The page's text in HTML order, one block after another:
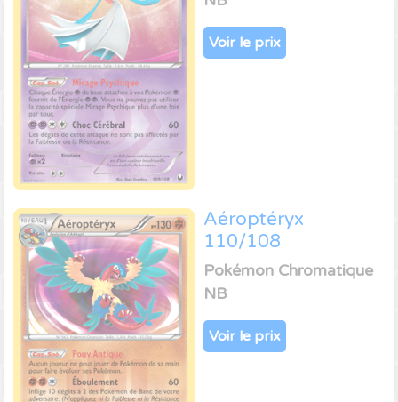
Voir le prix
Aéroptéryx
110/108
Pokémon Chromatique
NB
Voir le prix